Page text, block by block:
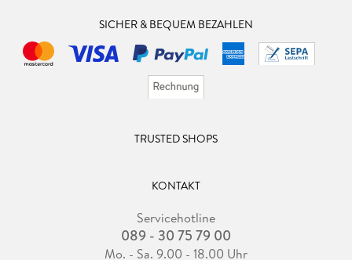
SICHER & BEQUEM BEZAHLEN
TRUSTED SHOPS
KONTAKT
Servicehotline
089 - 30 75 79 00
Mo. - Sa. 9.00 - 18.00 Uhr